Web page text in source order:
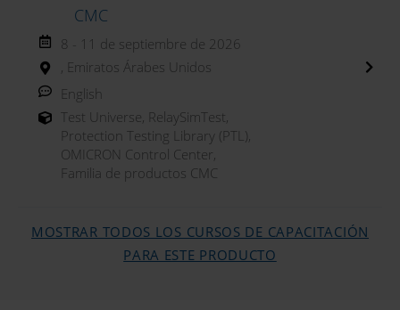
CMC
8 - 11 de septiembre de 2026
, Emiratos Árabes Unidos
English
Test Universe, RelaySimTest,
Protection Testing Library (PTL),
OMICRON Control Center,
Familia de productos CMC
MOSTRAR TODOS LOS CURSOS DE CAPACITACIÓN
PARA ESTE PRODUCTO